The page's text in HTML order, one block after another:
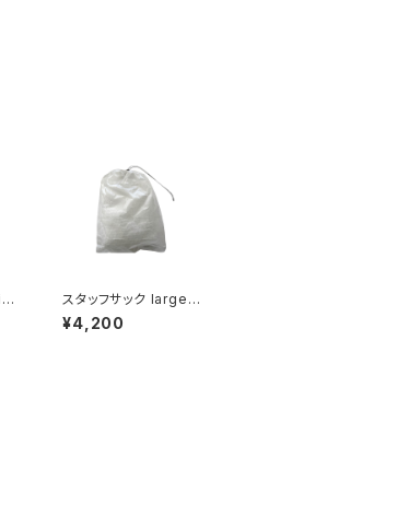
スタッフサック large（2
6cm x 35cm）
¥4,200